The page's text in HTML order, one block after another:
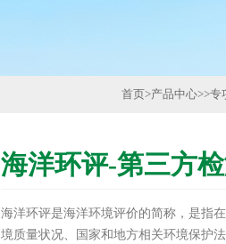
首页>产品中心>>专
海洋环评-第三方
海洋环评是海洋环境评价的简称，是指
境质量状况、国家和地方相关环境保护